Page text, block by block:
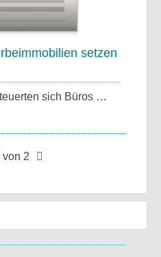
setzen
sich Büros …
von 2